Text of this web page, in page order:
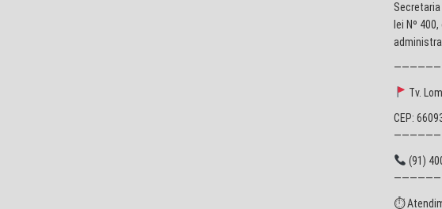
Secretaria
lei Nº
Tv.
CEP:
(91)
⏱